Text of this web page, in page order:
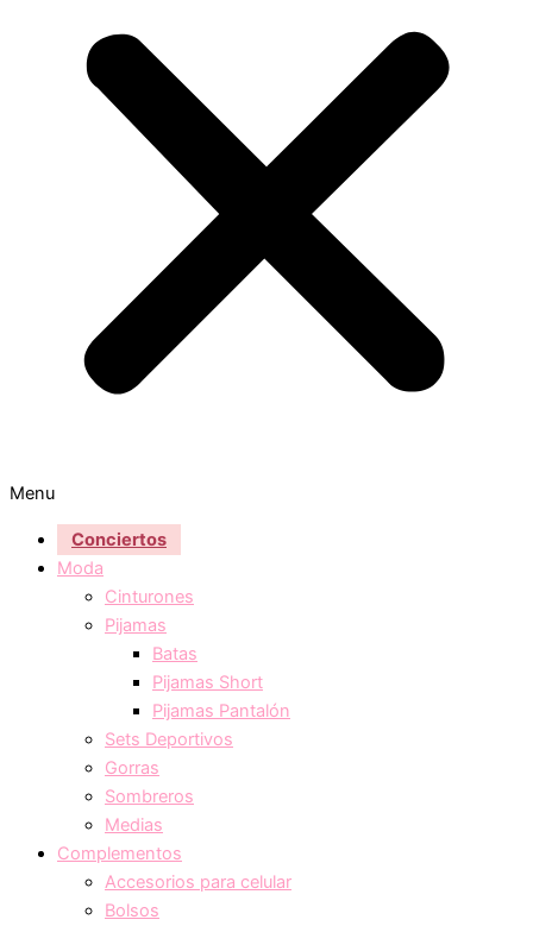
Menu
Conciertos
Moda
Cinturones
Pijamas
Batas
Pijamas Short
Pijamas Pantalón
Sets Deportivos
Gorras
Sombreros
Medias
Complementos
Accesorios para celular
Bolsos